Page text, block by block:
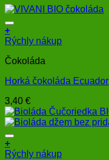
+
Rýchly nákup
Čokoláda
Horká čokoláda
3,40 €
+
Rýchly nákup